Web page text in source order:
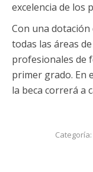
excelencia de los
Con una dotación
todas las áreas
profesionales de
primer grado. En
la beca correrá a
Categoría: